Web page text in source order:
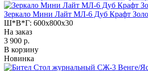
Зеркало Мини Лайт МЛ-6 Дуб Крафт
Ш*В*Г: 600x800x30
На заказ
3 900 р.
В корзину
Новинка